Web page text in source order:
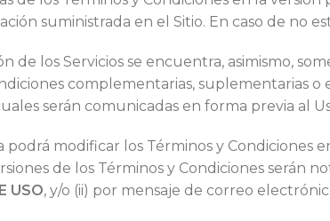
suministrada en el Sitio. En caso de no
de los Servicios se encuentra, asimismo,
complementarias, suplementarias
serán comunicadas en forma previa al
podrá modificar los Términos y
de los Términos y Condiciones serán
USO, y/o (ii) por mensaje de correo